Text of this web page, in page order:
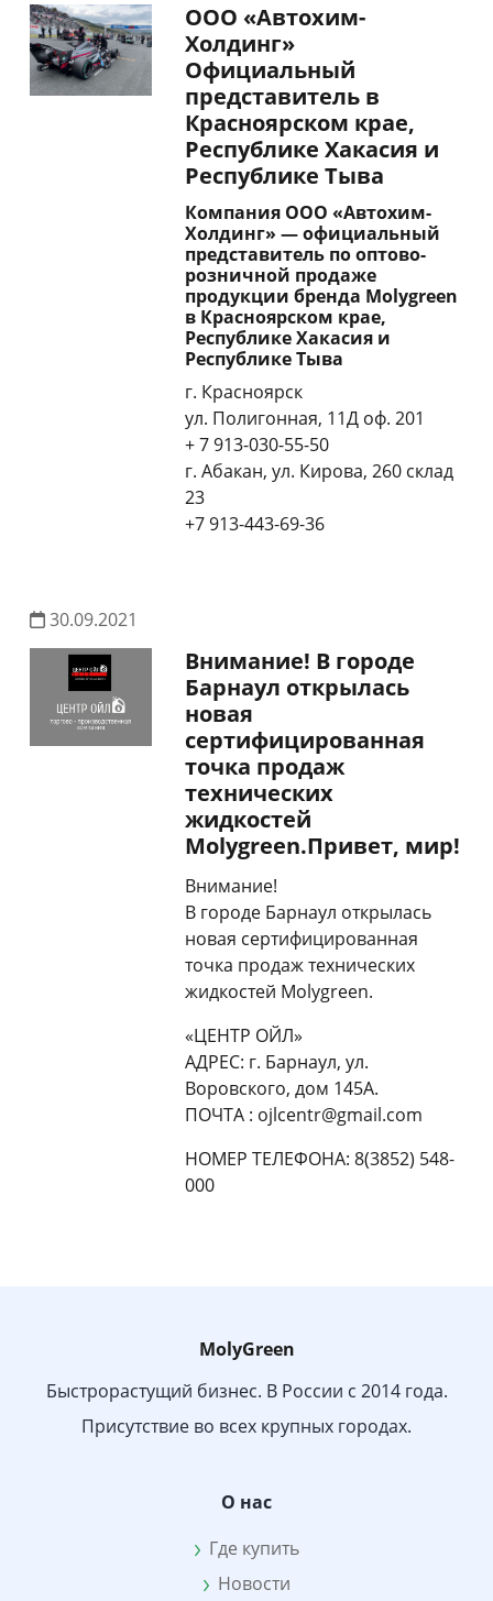
ООО «Автохим-
Холдинг»
Официальный
представитель в
Красноярском крае,
Республике Хакасия и
Республике Тыва
Компания ООО «Автохим-
Холдинг» — официальный
представитель по оптово-
розничной продаже
продукции бренда Molygreen
в Красноярском крае,
Республике Хакасия и
Республике Тыва
г. Красноярск
ул. Полигонная, 11Д оф. 201
+ 7 913-030-55-50
г. Абакан, ул. Кирова, 260 склад
23
+7 913-443-69-36
30.09.2021
Внимание! В городе
Барнаул открылась
новая
сертифицированная
точка продаж
технических
жидкостей
Molygreen.Привет, мир!
Внимание!
В городе Барнаул открылась
новая сертифицированная
точка продаж технических
жидкостей Molygreen.
«ЦЕНТР ОЙЛ»
АДРЕС: г. Барнаул, ул.
Воровского, дом 145А.
ПОЧТА : ojlcentr@gmail.com
НОМЕР ТЕЛЕФОНА: 8(3852) 548-
000
MolyGreen
Быстрорастущий бизнес. В России с 2014 года.
Присутствие во всех крупных городах.
О нас
Где купить
Новости